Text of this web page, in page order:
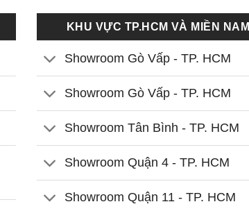
KHU VỰC TP.HCM VÀ MIỀN NAM
Showroom Gò Vấp - TP. HCM
Showroom Gò Vấp - TP. HCM
Showroom Tân Bình - TP. HCM
Showroom Quận 4 - TP. HCM
Showroom Quận 11 - TP. HCM